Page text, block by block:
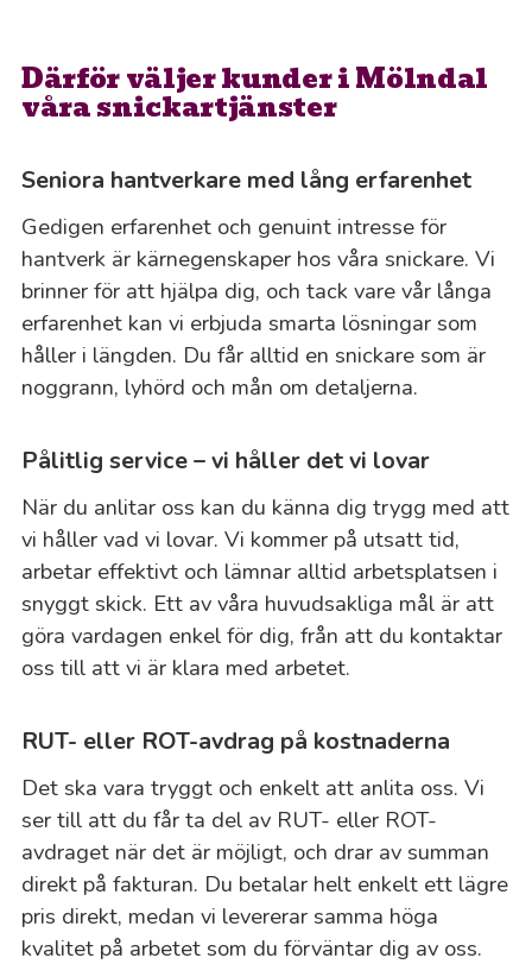
Därför väljer kunder i Mölndal
våra snickartjänster
Seniora hantverkare med lång erfarenhet
Gedigen erfarenhet och genuint intresse för
hantverk är kärnegenskaper hos våra snickare. Vi
brinner för att hjälpa dig, och tack vare vår långa
erfarenhet kan vi erbjuda smarta lösningar som
håller i längden. Du får alltid en snickare som är
noggrann, lyhörd och mån om detaljerna.
Pålitlig service – vi håller det vi lovar
När du anlitar oss kan du känna dig trygg med att
vi håller vad vi lovar. Vi kommer på utsatt tid,
arbetar effektivt och lämnar alltid arbetsplatsen i
snyggt skick. Ett av våra huvudsakliga mål är att
göra vardagen enkel för dig, från att du kontaktar
oss till att vi är klara med arbetet.
RUT- eller ROT-avdrag på kostnaderna
Det ska vara tryggt och enkelt att anlita oss. Vi
ser till att du får ta del av RUT- eller ROT-
avdraget när det är möjligt, och drar av summan
direkt på fakturan. Du betalar helt enkelt ett lägre
pris direkt, medan vi levererar samma höga
kvalitet på arbetet som du förväntar dig av oss.